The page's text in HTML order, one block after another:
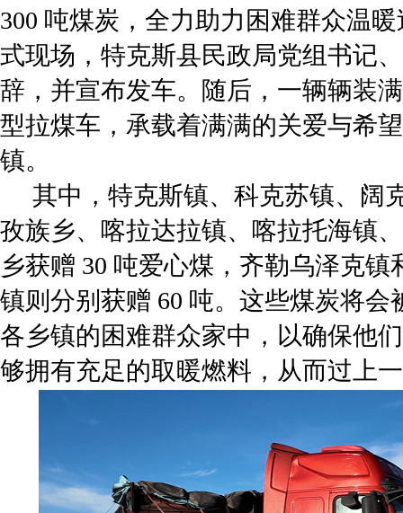
300 吨煤炭，全力助力困难群众温
式现场，特克斯县民政局党组书记
辞，并宣布发车。随后，一辆辆装
型拉煤车，承载着满满的关爱与希
镇。
其中，特克斯镇、科克苏镇、阔
孜族乡、喀拉达拉镇、喀拉托海镇
乡获赠 30 吨爱心煤，齐勒乌泽克镇
镇则分别获赠 60 吨。这些煤炭将会
各乡镇的困难群众家中，以确保他
够拥有充足的取暖燃料，从而过上